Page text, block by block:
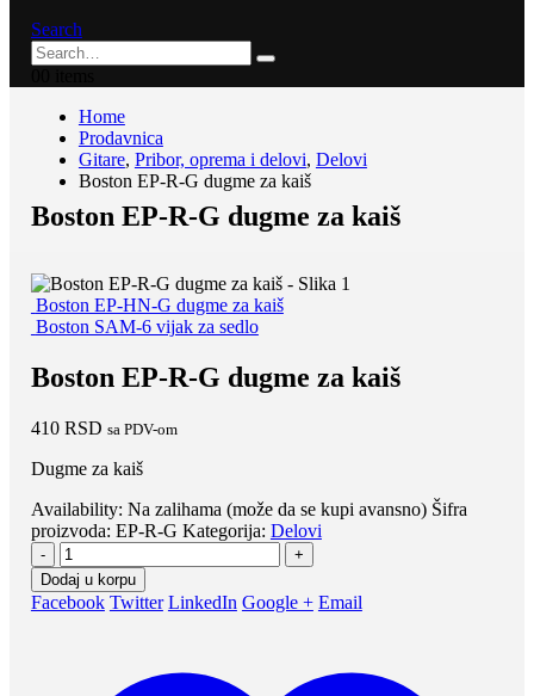
Search
Home
Prodavnica
Gitare, Pribor, oprema i delovi, Delovi
Boston EP-R-G dugme za kaiš
Boston EP-R-G dugme za kaiš
Boston EP-HN-G dugme za kaiš
Boston SAM-6 vijak za sedlo
Boston EP-R-G dugme za kaiš
410 RSD sa PDV-om
Dugme za kaiš
Availability: Na zalihama (može da se kupi avansno) Šifra
proizvoda: EP-R-G Kategorija: Delovi
-
+
Dodaj u korpu
Facebook Twitter LinkedIn Google + Email